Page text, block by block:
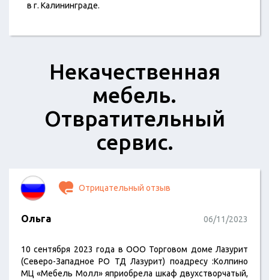
в г. Калининграде.
Некачественная
мебель.
Отвратительный
сервис.
Отрицательный отзыв
Ольга 06/11/2023
10 сентября 2023 года в ООО Торговом доме Лазурит
(Северо-Западное РО ТД Лазурит) поадресу :Колпино
МЦ «Мебель Молл» яприобрела шкаф двухстворчатый,